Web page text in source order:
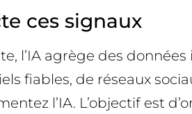
ces signaux
l’IA agrège des
fiables, de réseaux
l’IA. L’objectif est